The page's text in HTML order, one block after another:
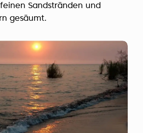
Sandstränden und
gesäumt.